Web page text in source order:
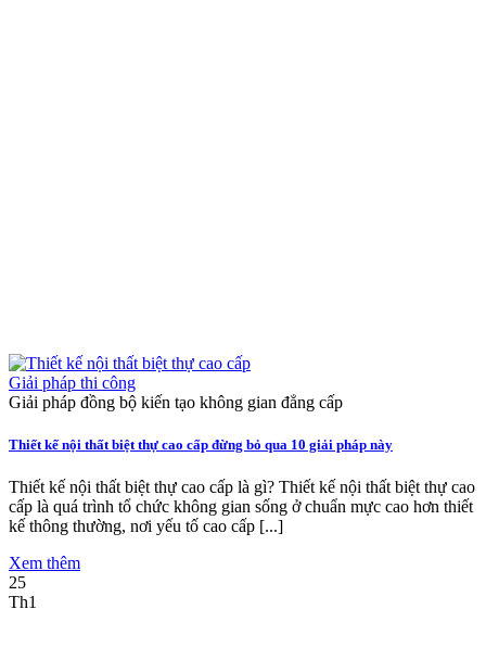
Giải pháp thi công
Giải pháp đồng bộ kiến tạo không gian đẳng cấp
Thiết kế nội thất biệt thự cao cấp đừng bỏ qua 10 giải pháp này
Thiết kế nội thất biệt thự cao cấp là gì? Thiết kế nội thất biệt thự cao
cấp là quá trình tổ chức không gian sống ở chuẩn mực cao hơn thiết
kế thông thường, nơi yếu tố cao cấp [...]
Xem thêm
25
Th1